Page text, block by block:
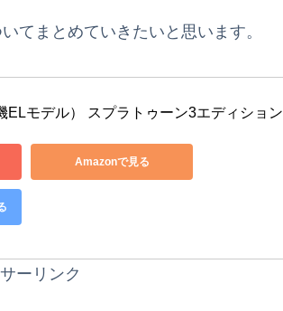
てまとめていきたいと思います。
ELモデル） スプラトゥーン3エディション
Amazonで見る
ーリンク